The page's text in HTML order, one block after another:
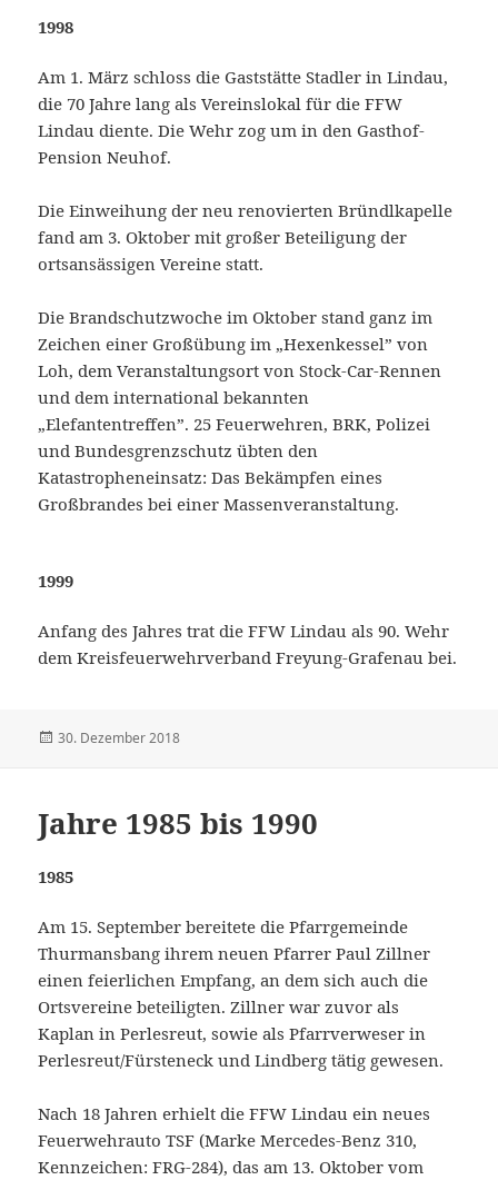
1998
Am 1. März schloss die Gaststätte Stadler in Lindau,
die 70 Jahre lang als Vereinslokal für die FFW
Lindau diente. Die Wehr zog um in den Gasthof-
Pension Neuhof.
Die Einweihung der neu renovierten Bründlkapelle
fand am 3. Oktober mit großer Beteiligung der
ortsansässigen Vereine statt.
Die Brandschutzwoche im Oktober stand ganz im
Zeichen einer Großübung im „Hexenkessel” von
Loh, dem Veranstaltungsort von Stock-Car-Rennen
und dem international bekannten
„Elefantentreffen”. 25 Feuerwehren, BRK, Polizei
und Bundesgrenzschutz übten den
Katastropheneinsatz: Das Bekämpfen eines
Großbrandes bei einer Massenveranstaltung.
1999
Anfang des Jahres trat die FFW Lindau als 90. Wehr
dem Kreisfeuerwehrverband Freyung-Grafenau bei.
Veröffentlicht
30. Dezember 2018
Jahre 1985 bis 1990
1985
Am 15. September bereitete die Pfarrgemeinde
Thurmansbang ihrem neuen Pfarrer Paul Zillner
einen feierlichen Empfang, an dem sich auch die
Ortsvereine beteiligten. Zillner war zuvor als
Kaplan in Perlesreut, sowie als Pfarrverweser in
Perlesreut/Fürsteneck und Lindberg tätig gewesen.
Nach 18 Jahren erhielt die FFW Lindau ein neues
Feuerwehrauto TSF (Marke Mercedes-Benz 310,
Kennzeichen: FRG-284), das am 13. Oktober vom